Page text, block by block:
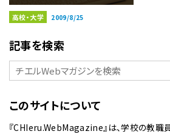
高校・大学 2009/8/25
記事を検索
このサイトについて
『CHIeru.WebMagazine』は、学校の教職